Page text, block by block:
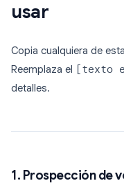
usar
Copia cualquiera de
Reemplaza el
[texto
detalles.
1. Prospección de